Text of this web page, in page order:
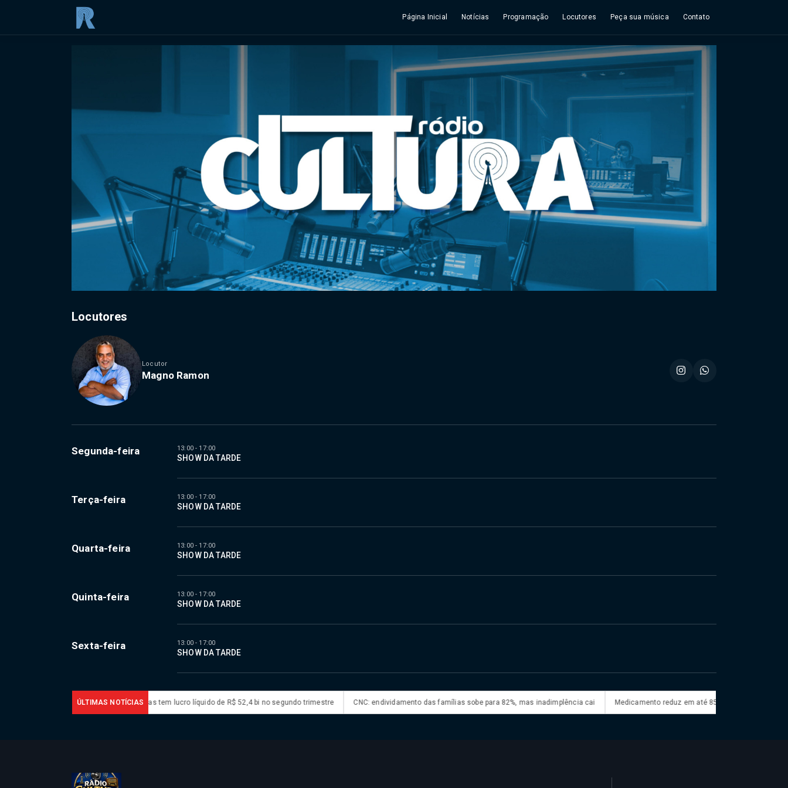
Página Inicial Notícias Programação Locutores Peça sua música Contato
Locutores
Locutor
Magno Ramon
Segunda-feira 13:00 - 17:00
SHOW DA TARDE
Terça-feira 13:00 - 17:00
SHOW DA TARDE
Quarta-feira 13:00 - 17:00
SHOW DA TARDE
Quinta-feira 13:00 - 17:00
SHOW DA TARDE
Sexta-feira 13:00 - 17:00
SHOW DA TARDE
ÚLTIMAS NOTÍCIAS
em bares e restaurantes Petrobras tem lucro líquido de R$ 52,4 bi no segundo trimestre CNC: endividamento das famílias sobe para 82%, mas inadimplência cai Medicamento reduz em até 85% internações no SUS